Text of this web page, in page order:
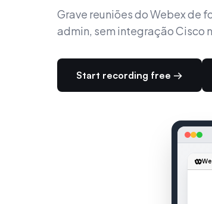
Grave reuniões do Webex de
admin, sem integração Cisco
Start recording free →